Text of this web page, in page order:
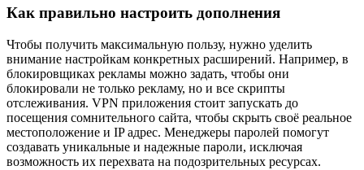
Как правильно настроить дополнения
Чтобы получить максимальную пользу, нужно уделить
внимание настройкам конкретных расширений. Например, в
блокировщиках рекламы можно задать, чтобы они
блокировали не только рекламу, но и все скрипты
отслеживания. VPN приложения стоит запускать до
посещения сомнительного сайта, чтобы скрыть своё реальное
местоположение и IP адрес. Менеджеры паролей помогут
создавать уникальные и надежные пароли, исключая
возможность их перехвата на подозрительных ресурсах.